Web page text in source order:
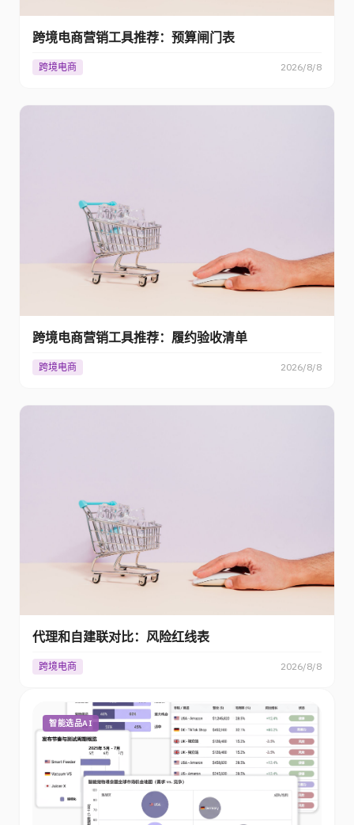
跨境电商营销工具推荐：预算闸门表
跨境电商 2026/8/8
跨境电商营销工具推荐：履约验收清单
跨境电商 2026/8/8
代理和自建联对比：风险红线表
跨境电商 2026/8/8
智能选品AI